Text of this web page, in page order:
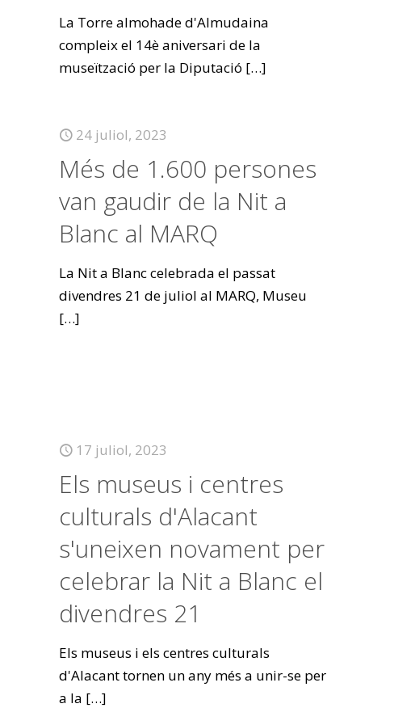
La Torre almohade d'Almudaina
compleix el 14è aniversari de la
museïtzació per la Diputació […]
24 juliol, 2023
Més de 1.600 persones
van gaudir de la Nit a
Blanc al MARQ
La Nit a Blanc celebrada el passat
divendres 21 de juliol al MARQ, Museu
[…]
17 juliol, 2023
Els museus i centres
culturals d'Alacant
s'uneixen novament per
celebrar la Nit a Blanc el
divendres 21
Els museus i els centres culturals
d'Alacant tornen un any més a unir-se per
a la […]